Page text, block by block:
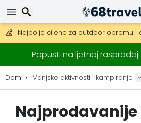
Besplatna dostava za narudžbe iznad
Mogućnost slanja DHL Expressom
30 dana za povrat, 90 dana za
Najbolje cijene za outdoor opremu i
Popusti na ljetnoj rasprodaji
Dom Vanjske aktivnosti i kampiranje
Najprodavanije
Traži
Traži